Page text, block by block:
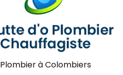
Plombier à Colombiers